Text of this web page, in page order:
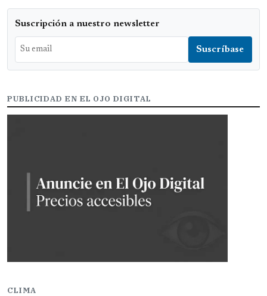
Suscripción a nuestro newsletter
PUBLICIDAD EN EL OJO DIGITAL
CLIMA